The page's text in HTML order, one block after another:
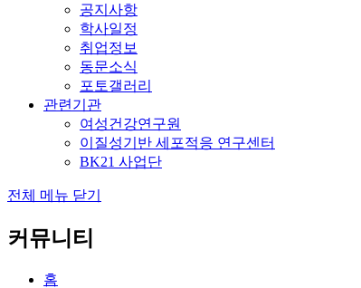
공지사항
학사일정
취업정보
동문소식
포토갤러리
관련기관
여성건강연구원
이질성기반 세포적응 연구센터
BK21 사업단
전체 메뉴 닫기
커뮤니티
홈